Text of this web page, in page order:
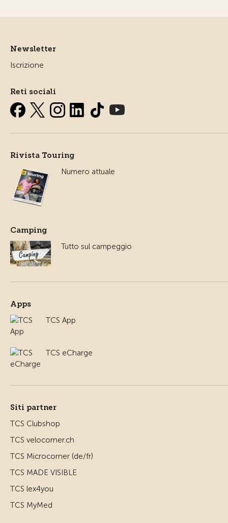
Newsletter
Iscrizione
Reti sociali
Rivista Touring
Numero attuale
Camping
Tutto sul campeggio
Apps
TCS App
TCS eCharge
Siti partner
TCS Clubshop
TCS velocorner.ch
TCS Microcorner (de/fr)
TCS MADE VISIBLE
TCS lex4you
TCS MyMed